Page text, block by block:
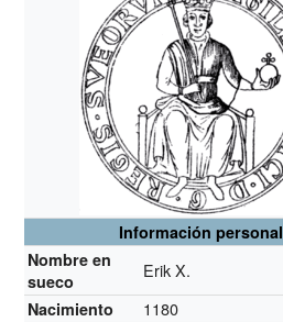
Información personal
Nombre en
sueco
Erik X.
Nacimiento 1180